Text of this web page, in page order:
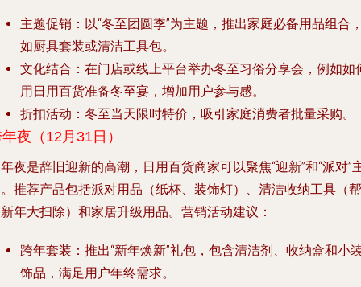
主题促销：以“冬至团圆季”为主题，推出家庭必备用品组合
如厨具套装或清洁工具包。
文化结合：在门店或线上平台举办冬至习俗分享会，例如如
用日用百货准备冬至宴，增加用户参与感。
折扣活动：冬至当天限时特价，吸引家庭消费者批量采购。
夜（12月31日）
夜是辞旧迎新的高潮，日用百货商家可以聚焦“迎新”和“派对”
推荐产品包括派对用品（纸杯、装饰灯）、清洁收纳工具（帮
年大扫除）和家居升级用品。营销活动建议：
跨年套装：推出“新年焕新”礼包，包含清洁剂、收纳盒和小
饰品，满足用户年终需求。